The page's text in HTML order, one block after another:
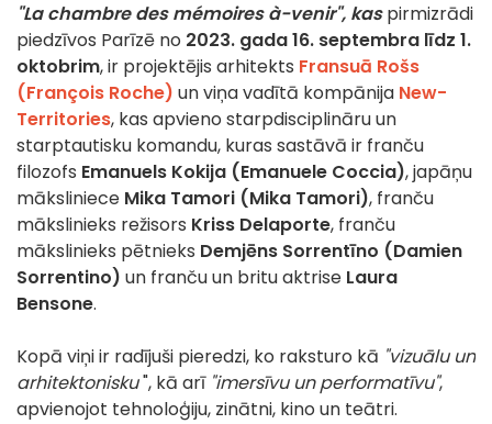
"La chambre des mémoires à-venir", kas pirmizrādi
piedzīvos Parīzē no 2023. gada 16. septembra līdz 1.
oktobrim, ir projektējis arhitekts Fransuā Rošs
(François Roche) un viņa vadītā kompānija New-
Territories, kas apvieno starpdisciplināru un
starptautisku komandu, kuras sastāvā ir franču
filozofs Emanuels Kokija (Emanuele Coccia), japāņu
māksliniece Mika Tamori (Mika Tamori), franču
mākslinieks režisors Kriss Delaporte, franču
mākslinieks pētnieks Demjēns Sorrentīno (Damien
Sorrentino) un franču un britu aktrise Laura
Bensone.
Kopā viņi ir radījuši pieredzi, ko raksturo kā "vizuālu un
arhitektonisku", kā arī "imersīvu un performatīvu",
apvienojot tehnoloģiju, zinātni, kino un teātri.